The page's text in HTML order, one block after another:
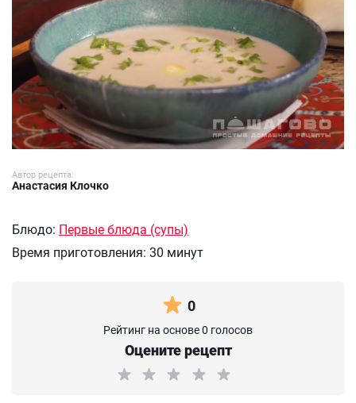
Автор рецепта:
Анастасия Клочко
Блюдо: Первые блюда (супы)
Время приготовления: 30 минут
0
Рейтинг на основе 0 голосов
Оцените рецепт